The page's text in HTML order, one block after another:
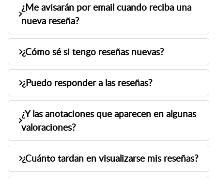
¿Me avisarán por email cuando reciba una
nueva reseña?
No, para evitar saturarte con correos,
ya no enviamos notificaciones por
email.
¿Cómo sé si tengo reseñas nuevas?
Verás un punto en rojo sobre "reseñas",
parecido a las notificaciones de
mensajes, para que sepas cuándo hay
reseñas sin leer.
¿Puedo responder a las reseñas?
¡Claro! Desde esta sección puedes
responder rápidamente. Responder a
los walkers genera mucha confianza y
puede ayudarte a conseguir más
reservas.
¿Y las anotaciones que aparecen en algunas
valoraciones?
Son comentarios que los walkers dejan
al valorar aspectos como
profesionalidad o recorrido. Estas
¿Cuánto tardan en visualizarse mis reseñas?
Depende. Puede tardar hasta 48h. Si